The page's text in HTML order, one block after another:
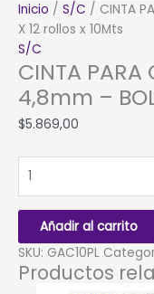
Inicio / S/C / CINTA
X 12 rollos x 10Mts
S/C
CINTA PARA
4,8mm –
$5.869,00
PARA
PLATEADA
4,8mm
-
BOLSA
Añadir al carrito
SKU: GAC10PL
Productos